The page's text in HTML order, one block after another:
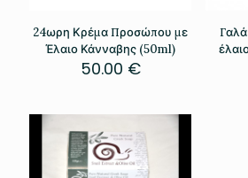
24ωρη Κρέμα Προσώπου με
Έλαιο Κάνναβης (50ml)
50.00 €